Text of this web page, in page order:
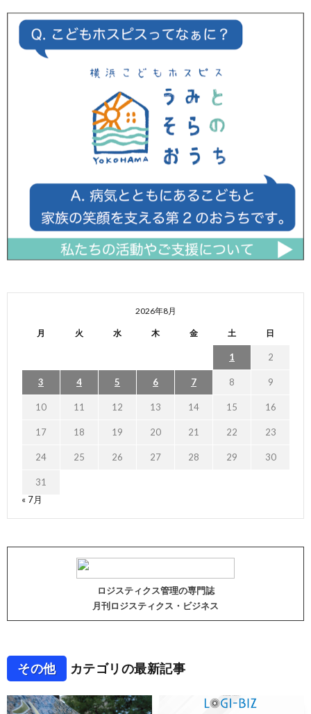
2026年8月
月 火 水 木 金 土 日
1 2
3 4 5 6 7 8 9
10 11 12 13 14 15 16
17 18 19 20 21 22 23
24 25 26 27 28 29 30
31
« 7月
ロジスティクス管理の専門誌
月刊ロジスティクス・ビジネス
その他 カテゴリの最新記事